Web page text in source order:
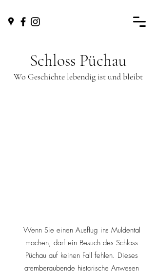
Schloss Püchau
Wo Geschichte lebendig ist und bleibt
Wenn Sie einen Ausflug ins Muldental
machen, darf ein Besuch des Schloss
Püchau auf keinen Fall fehlen. Dieses
atemberaubende historische Anwesen